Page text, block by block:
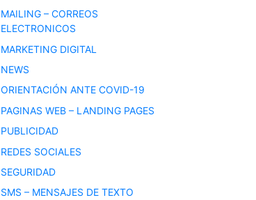
MAILING – CORREOS
ELECTRONICOS
MARKETING DIGITAL
NEWS
ORIENTACIÓN ANTE COVID-19
PAGINAS WEB – LANDING PAGES
PUBLICIDAD
REDES SOCIALES
SEGURIDAD
SMS – MENSAJES DE TEXTO